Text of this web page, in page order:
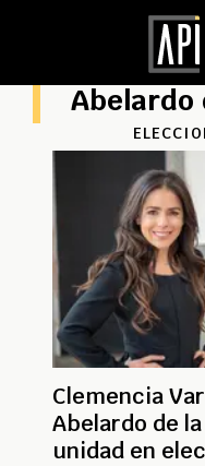
Abelardo
Clemencia
Abelardo de
unidad en